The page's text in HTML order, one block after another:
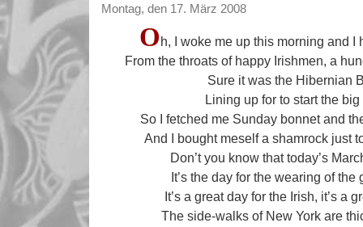
Montag, den 17. März 2008
Oh, I woke me up this morning and I
From the throats of happy Irishmen, a
Sure it was the Hibernian
Lining up for to start the
So I fetched me Sunday bonnet and
And I bought meself a shamrock just
Don’t you know that today’s
It’s the day for the wearing of
It’s a great day for the Irish, it’s a
The side-walks of New York are